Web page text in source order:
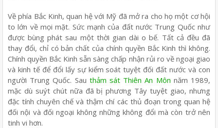
Về phía Bắc Kinh, quan hệ với Mỹ đã mở ra cho họ một cơ hội
to lớn về mọi mặt. Sức mạnh của đất nước Trung Quốc như
được bùng phát sau một thời gian dài o bế. Tất cả đều đã
thay đổi, chỉ có bản chất của chính quyền Bắc Kinh thì không.
Chính quyền Bắc Kinh sẵn sàng chấp nhận rủi ro về ngoại giao
và kinh tế để đổi lấy sự kiểm soát tuyệt đối đất nước và con
người Trung Quốc. Sau thảm sát Thiên An Môn năm 1989,
mặc dù suýt chút nữa đã bị phương Tây tuyệt giao, nhưng
đặc tính chuyên chế và thậm chí các thủ đoạn trong quan hệ
đối nội và đối ngoại không những không đổi mà còn trở nên
tinh vi hơn.